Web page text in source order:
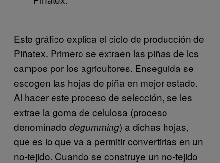
Este gráfico explica el ciclo de producción de
Piñatex. Primero se extraen las piñas de los
campos por los agricultores. Enseguida se
escogen las hojas de piña en mejor estado.
Al hacer este proceso de selección, se les
extrae la goma de celulosa (proceso
denominado degumming) a dichas hojas,
que es lo que va a permitir convertirlas en un
no-tejido. Cuando se construye un no-tejido